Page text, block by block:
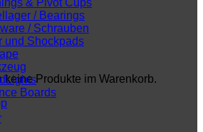
keine Produkte im Warenkorb.
& Pivot Cups
/ Bearings
/ Schrauben
und Shockpads
Boards